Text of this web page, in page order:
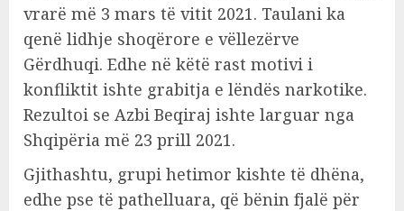
vrarë më 3 mars të vitit 2021. Taulani ka
qenë lidhje shoqërore e vëllezërve
Gërdhuqi. Edhe në këtë rast motivi i
konfliktit ishte grabitja e lëndës narkotike.
Rezultoi se Azbi Beqiraj ishte larguar nga
Shqipëria më 23 prill 2021.
Gjithashtu, grupi hetimor kishte të dhëna,
edhe pse të pathelluara, që bënin fjalë për